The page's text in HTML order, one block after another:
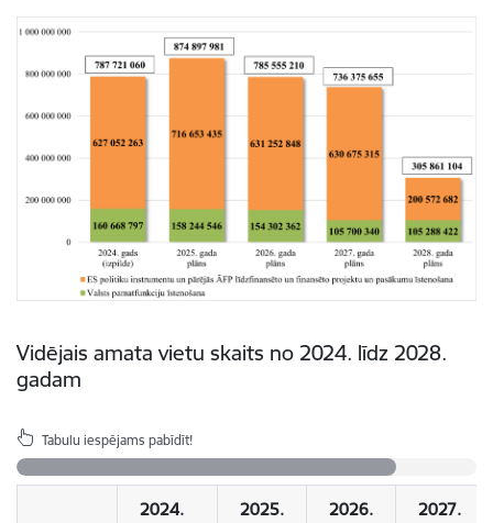
Vidējais amata vietu skaits no 2024. līdz 2028.
gadam
Tabulu iespējams pabīdīt!
2024.
2025.
2026.
2027.